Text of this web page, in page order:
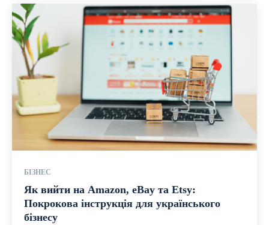
БІЗНЕС
Як вийти на Amazon, eBay та Etsy:
Покрокова інструкція для українського
бізнесу